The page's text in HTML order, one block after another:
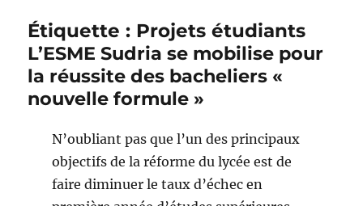
Étiquette : Projets étudiants
L’ESME Sudria se mobilise pour
la réussite des bacheliers «
nouvelle formule »
N’oubliant pas que l’un des principaux
objectifs de la réforme du lycée est de
faire diminuer le taux d’échec en